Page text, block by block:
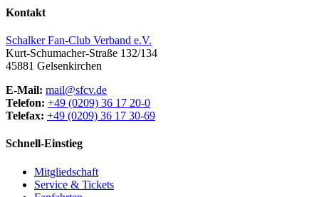
Kontakt
Schalker Fan-Club Verband e.V.
Kurt-Schumacher-Straße 132/134
45881 Gelsenkirchen
E-Mail: mail@sfcv.de
Telefon: +49 (0209) 36 17 20-0
Telefax: +49 (0209) 36 17 30-69
Schnell-Einstieg
Mitgliedschaft
Service & Tickets